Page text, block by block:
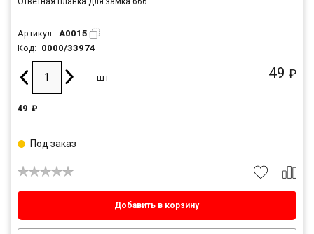
Артикул: A0015
Код: 0000/33974
49 ₽
шт
49 ₽
Добавить в корзину
Под заказ